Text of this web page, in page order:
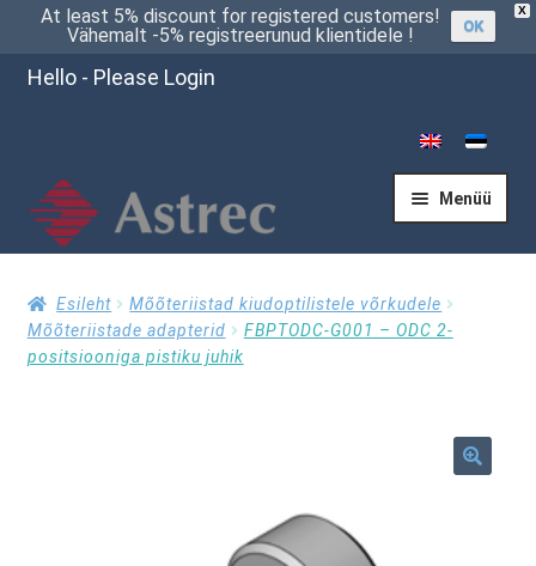
X
At least 5% discount for registered customers!
Vähemalt -5% registreerunud klientidele !
OK
Hello - Please Login
Menüü
Esileht
Esileht
Mõõteriistad kiudoptilistele võrkudele
Mõõteriistade adapterid
FBPTODC-G001 – ODC 2-
positsiooniga pistiku juhik